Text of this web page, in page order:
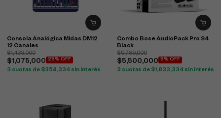
Consola Analógica Midas DM12
12 Canales
$1,433,000
$1,075,000 25% OFF
3 cuotas de $358,334 sin interés
Combo Bose AudioPack Pro S4
Black
$5,789,000
$5,500,000 5% OFF
3 cuotas de $1,833,334 sin interés